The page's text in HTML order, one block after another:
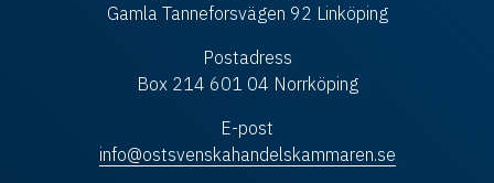
Gamla Tanneforsvägen 92 Linköping
Postadress
Box 214 601 04 Norrköping
E-post
info@ostsvenskahandelskammaren.se